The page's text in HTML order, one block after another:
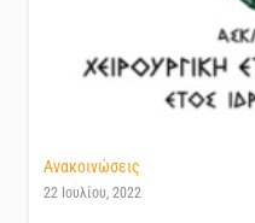
Ανακοινώσεις
22 Ιουλίου, 2022